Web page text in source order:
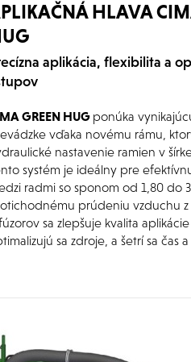
HLAVA
aplikácia, flexibilita a
GREEN HUG ponúka
vďaka novému rámu,
nastavenie ramien v
systém je ideálny pre
radmi so sponom od 1,80 do
prúdeniu vzduchu
sa zlepšuje kvalita
sa zdroje, a šetrí sa čas